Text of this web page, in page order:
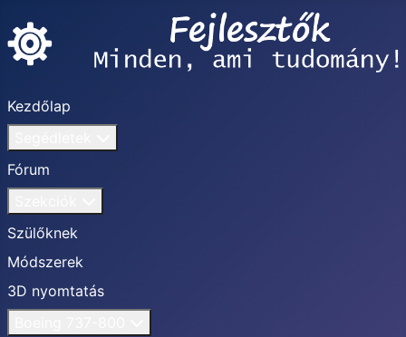
Kezdőlap
Fórum
Szülőknek
Módszerek
3D nyomtatás